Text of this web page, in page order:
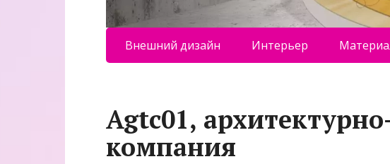
Внешний дизайн Интерьер
Agtc01,
компания